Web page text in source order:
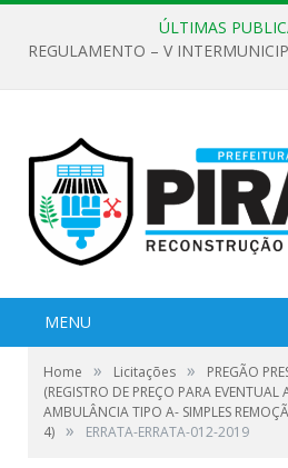
ÚLTIMAS
MENU
Home » Licitações »
PREGÃO
(REGISTRO DE PREÇO PARA
AMBULÂNCIA TIPO A- SIMPLES
4) » ERRATA-ERRATA-012-2019